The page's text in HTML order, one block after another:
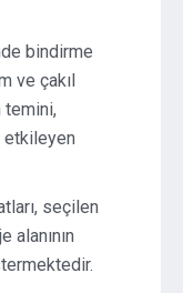
bindirme
ve çakıl
temini,
etkileyen
seçilen
alanının